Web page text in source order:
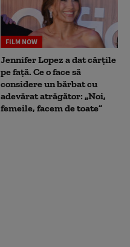
FILM NOW
Jennifer Lopez a dat cărțile
pe față. Ce o face să
considere un bărbat cu
adevărat atrăgător: „Noi,
femeile, facem de toate”